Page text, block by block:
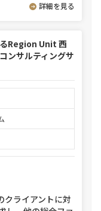
詳細を見る
Region Unit 西
ンサルティングサ
ライアントに対